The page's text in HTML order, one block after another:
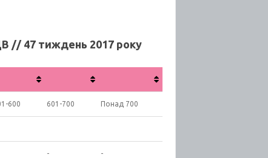
// 47 тиждень 2017 року
600 601-700 Понад 700
- -